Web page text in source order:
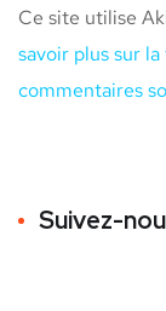
Ce site utilise
savoir plus sur
commentaires
Suivez-